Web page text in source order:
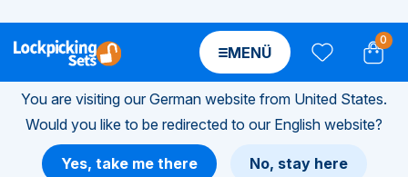
0
MENÜ
You are visiting our German website from United States.
Would you like to be redirected to our English website?
Yes, take me there No, stay here